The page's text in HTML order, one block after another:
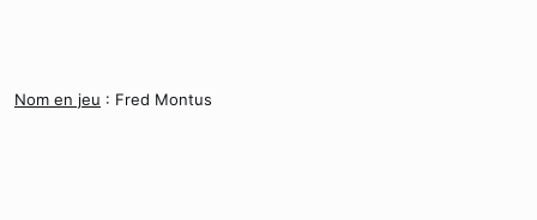
Nom en jeu : Fred Montus